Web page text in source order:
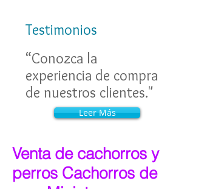
Testimonios
“Conozca la
experiencia de compra
de nuestros clientes."
Leer Más
Venta de cachorros y
perros Cachorros de